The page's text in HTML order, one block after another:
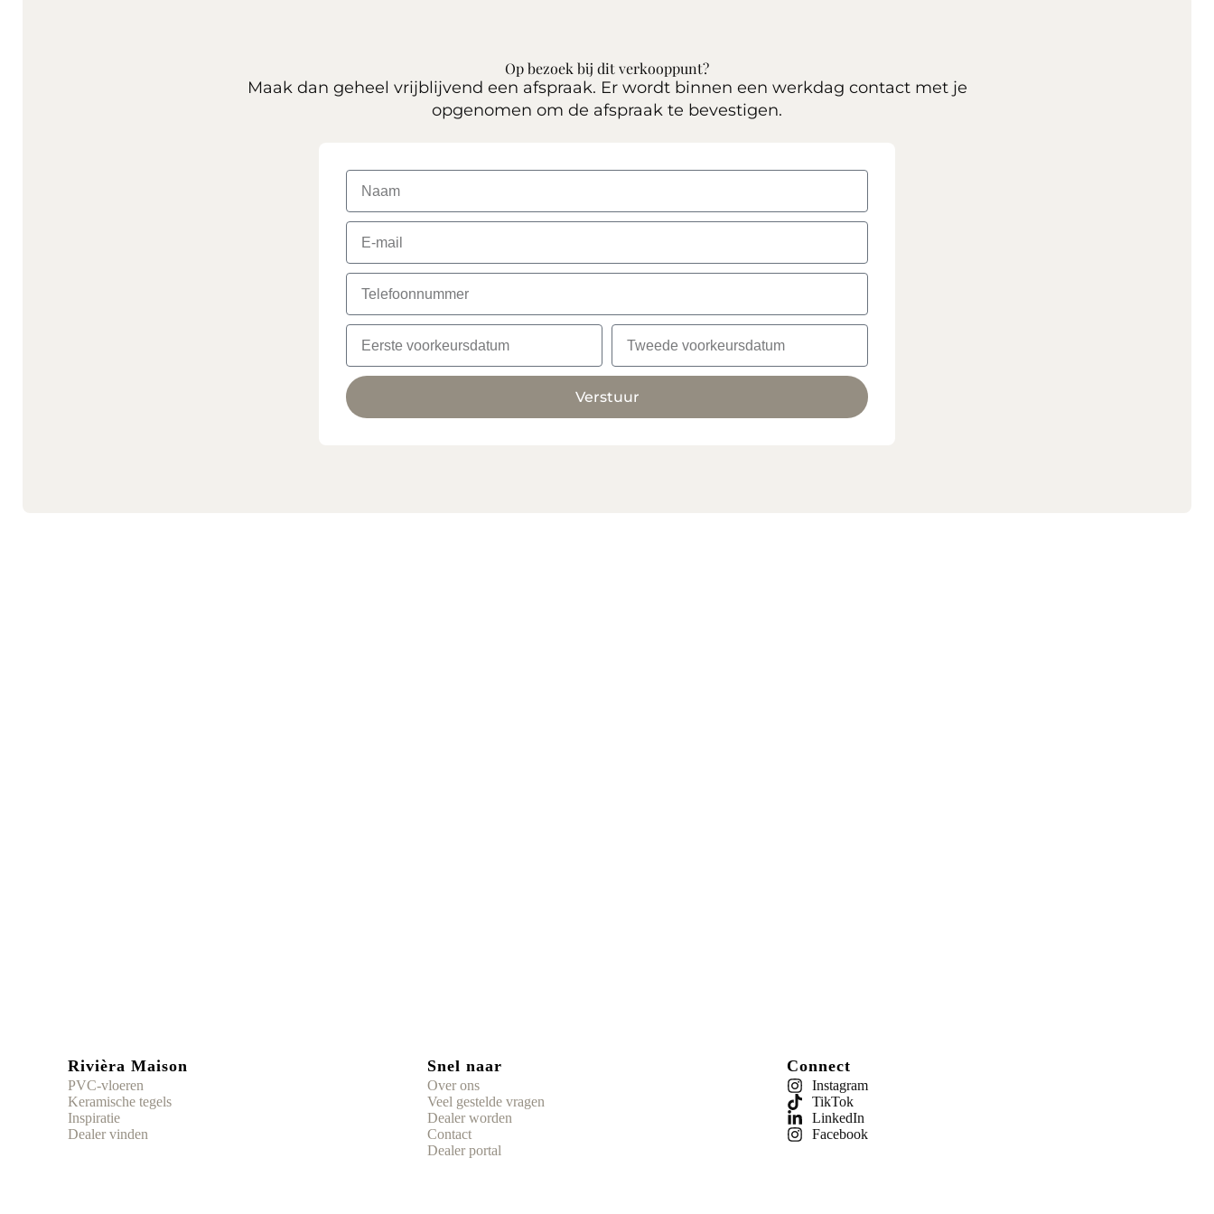
Op bezoek bij dit verkooppunt?
Maak dan geheel vrijblijvend een afspraak. Er wordt binnen een werkdag contact met je
opgenomen om de afspraak te bevestigen.
Verstuur
Rivièra Maison
PVC-vloeren
Keramische tegels
Inspiratie
Dealer vinden
Snel naar
Over ons
Veel gestelde vragen
Dealer worden
Contact
Dealer portal
Connect
Instagram
TikTok
LinkedIn
Facebook